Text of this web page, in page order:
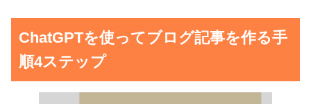
ChatGPTを使ってブログ記事を作る手
順4ステップ